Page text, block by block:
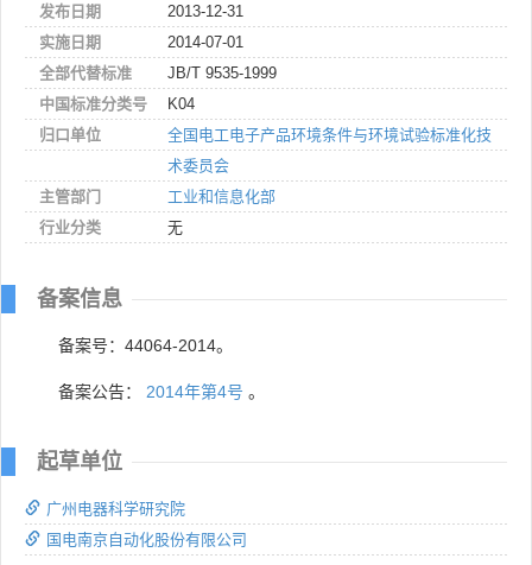
发布日期
2013-12-31
实施日期
2014-07-01
全部代替标准
JB/T 9535-1999
中国标准分类号
K04
归口单位
全国电工电子产品环境条件与环境试验标准化技
术委员会
主管部门
工业和信息化部
行业分类
无
备案信息
备案号：44064-2014。
备案公告： 2014年第4号 。
起草单位
广州电器科学研究院
国电南京自动化股份有限公司